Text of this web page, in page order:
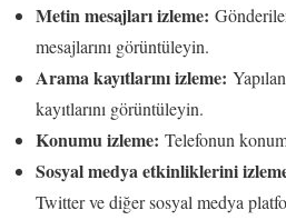
Metin mesajları izleme:
mesajlarını görüntüleyin.
Arama kayıtlarını izleme:
kayıtlarını görüntüleyin.
Konumu izleme: Telefonun
Sosyal medya etkinliklerini
Twitter ve diğer sosyal medya